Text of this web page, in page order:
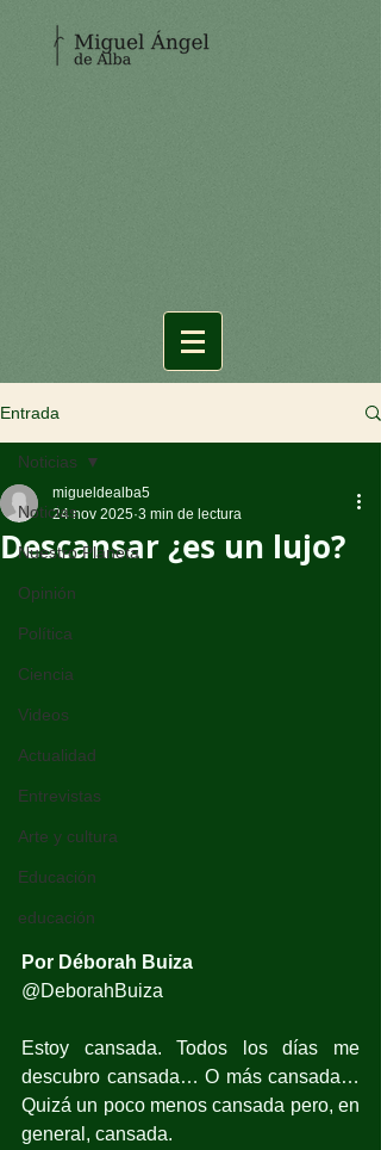
Entrada
Noticias
Nuestro Planeta
Opinión
Política
Ciencia
Videos
Actualidad
Entrevistas
Arte y cultura
Educación
educación
Noticias
Descansar ¿es un lujo?
migueldealba5
24 nov 2025 3 min de lectura
Por Déborah Buiza
@DeborahBuiza
Estoy cansada. Todos los días me
descubro cansada… O más cansada…
Quizá un poco menos cansada pero, en
general, cansada.